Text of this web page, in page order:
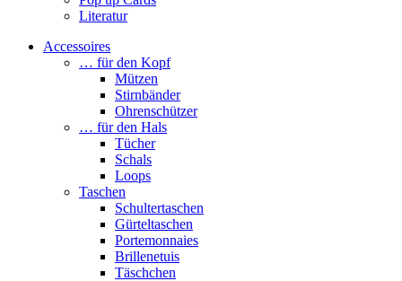
Literatur
Accessoires
… für den Kopf
Mützen
Stirnbänder
Ohrenschützer
… für den Hals
Tücher
Schals
Loops
Taschen
Schultertaschen
Gürteltaschen
Portemonnaies
Brillenetuis
Täschchen